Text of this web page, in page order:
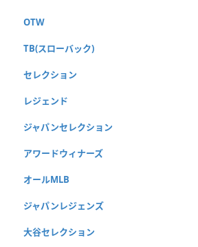
OTW
TB(スローバック)
セレクション
レジェンド
ジャパンセレクション
アワードウィナーズ
オールMLB
ジャパンレジェンズ
大谷セレクション